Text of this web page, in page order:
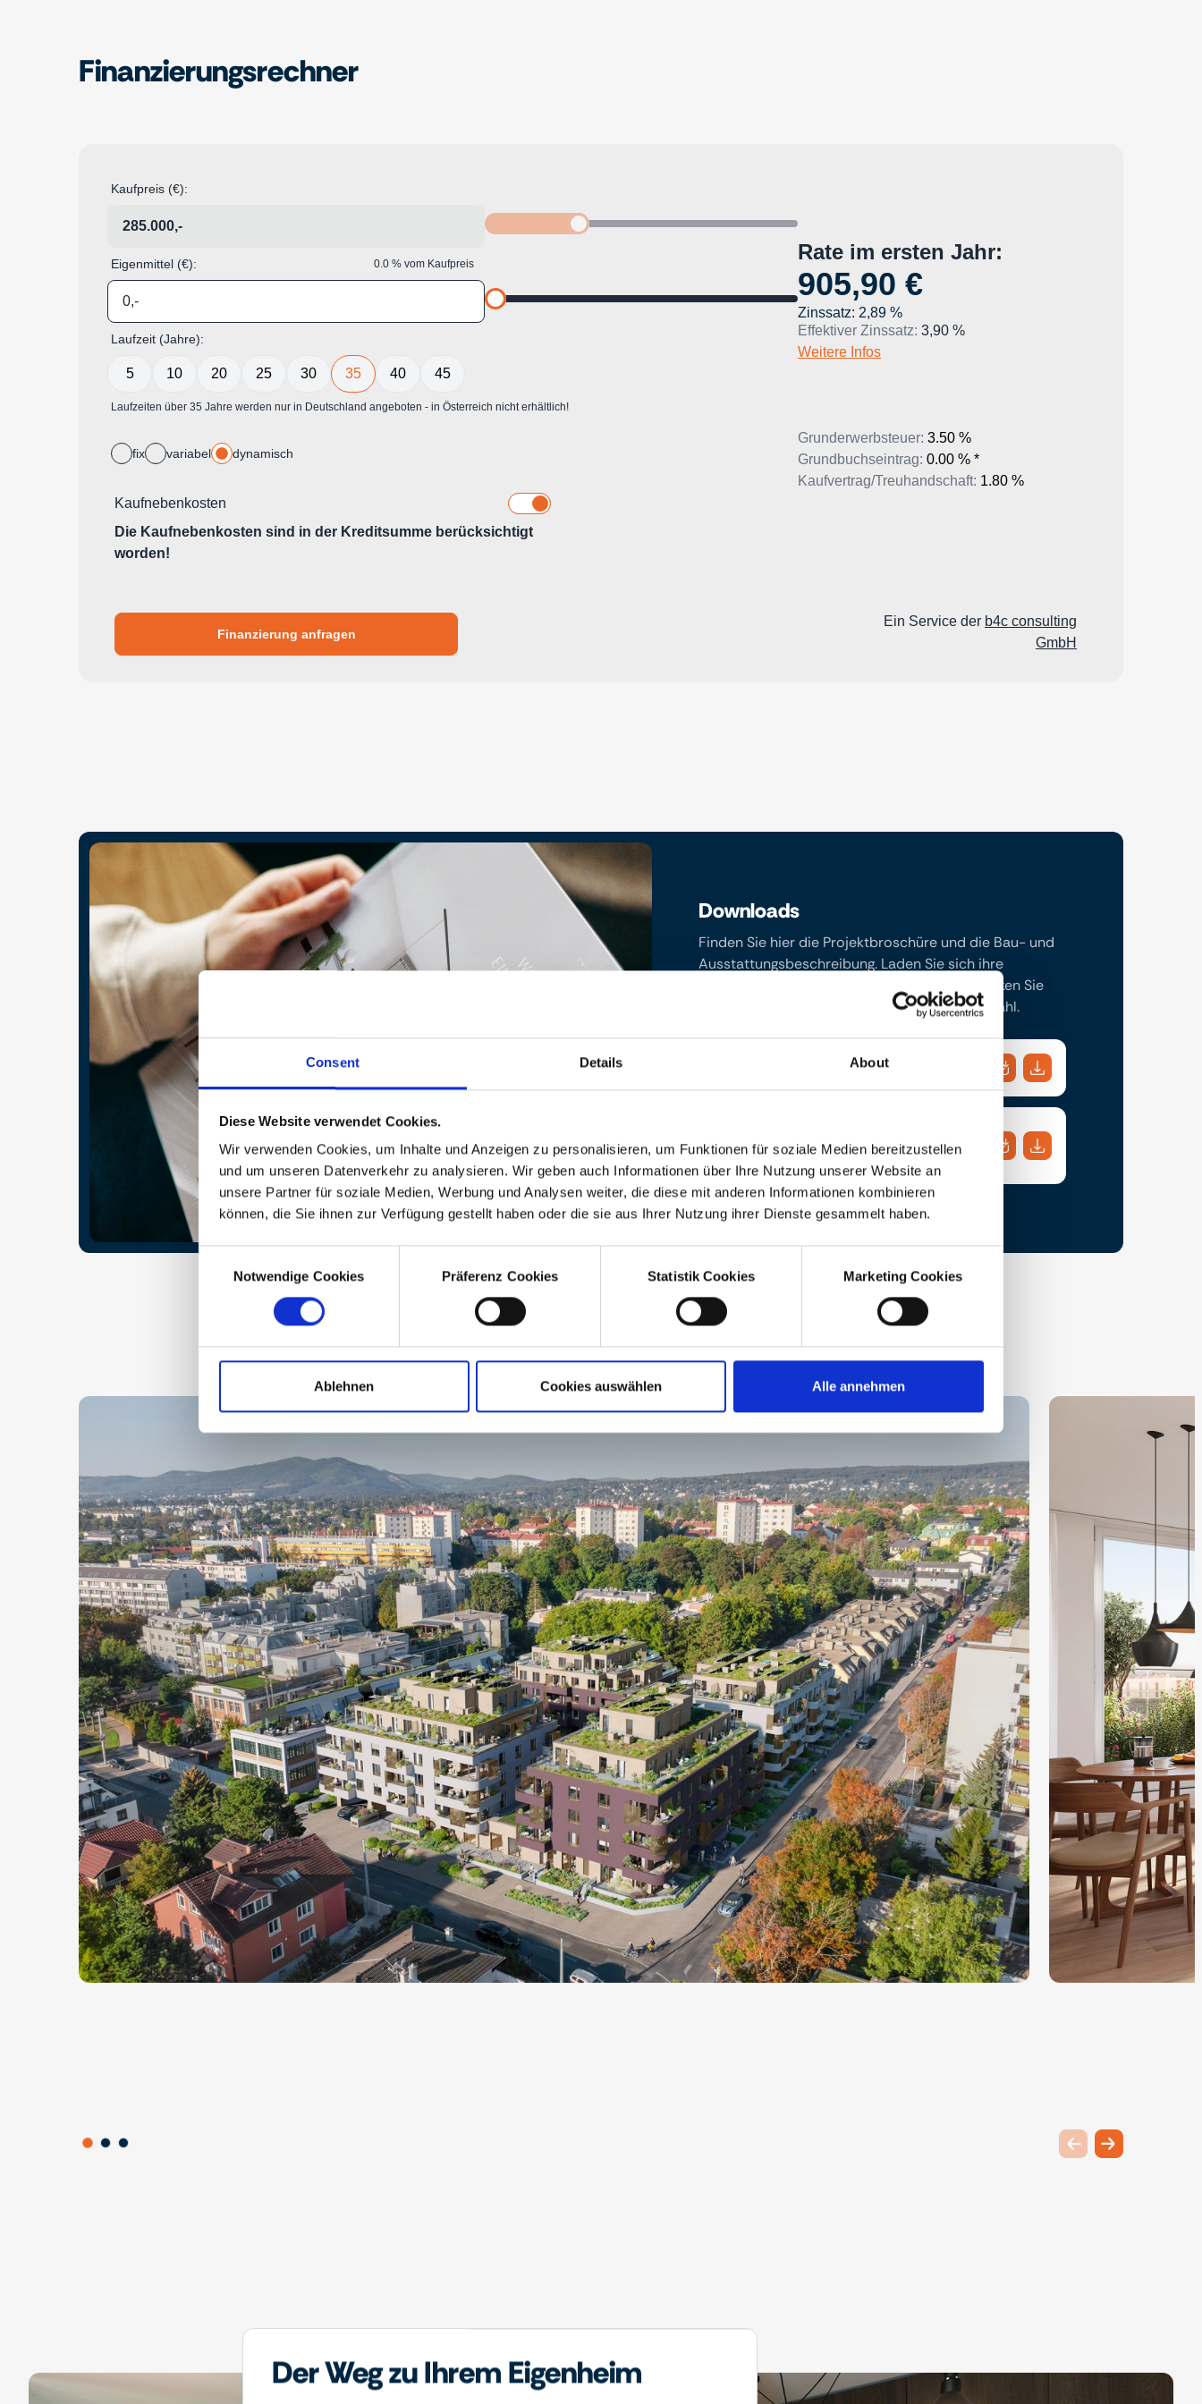
Consent Details About
Diese Website verwendet Cookies.
Wir verwenden Cookies, um Inhalte und Anzeigen zu personalisieren, um Funktionen für soziale Medien bereitzustellen
und um unseren Datenverkehr zu analysieren. Wir geben auch Informationen über Ihre Nutzung unserer Website an
unsere Partner für soziale Medien, Werbung und Analysen weiter, die diese mit anderen Informationen kombinieren
können, die Sie ihnen zur Verfügung gestellt haben oder die sie aus Ihrer Nutzung ihrer Dienste gesammelt haben.
Consent
SelectionNotwendige Cookies Präferenz Cookies Statistik Cookies Marketing Cookies
Ablehnen Cookies auswählen Alle annehmen
Finanzierungsrechner
Downloads
Finden Sie hier die Projektbroschüre und die Bau- und
Ausstattungsbeschreibung. Laden Sie sich ihre
gewünschten Dokumente herunter oder schicken Sie
diese bequem an eine E-Mail Adresse Ihrer Wahl.
Ausstattungsbeschreibung
Neubau
Previous slide
Next slide
Der Weg zu Ihrem Eigenheim